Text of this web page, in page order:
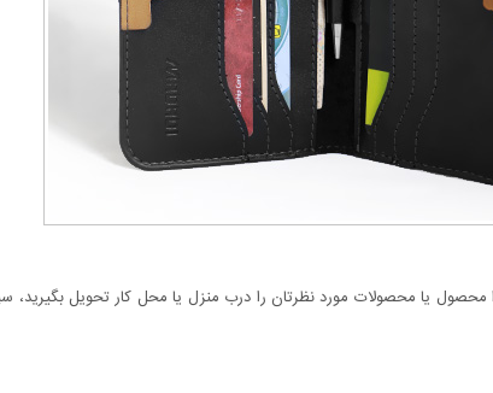
یا محصولات مورد نظرتان را درب منزل یا محل کار تحویل بگیرید،